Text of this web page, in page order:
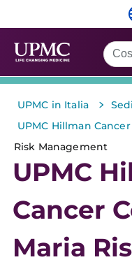
UPMC in Italia > Sedi
UPMC Hillman
Risk Management
UPMC
Cancer
Maria